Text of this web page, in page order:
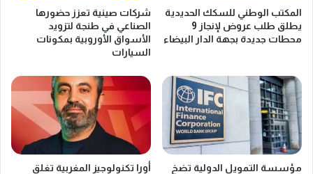
المكتب الوطني للسكك الحديدية
يطلق طلب عروض لإنجاز 9
محطات جديدة بجهة الدار البيضاء
شركات صينية تعزز حضورها
الصناعي في طنجة لتزويد
الأسواق الأوروبية بمكونات
السيارات
مؤسسة التمويل الدولية تضخ
أورا تكنولوجيز المغربية تغلق